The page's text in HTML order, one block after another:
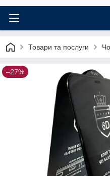
Товари та послуги
–27%